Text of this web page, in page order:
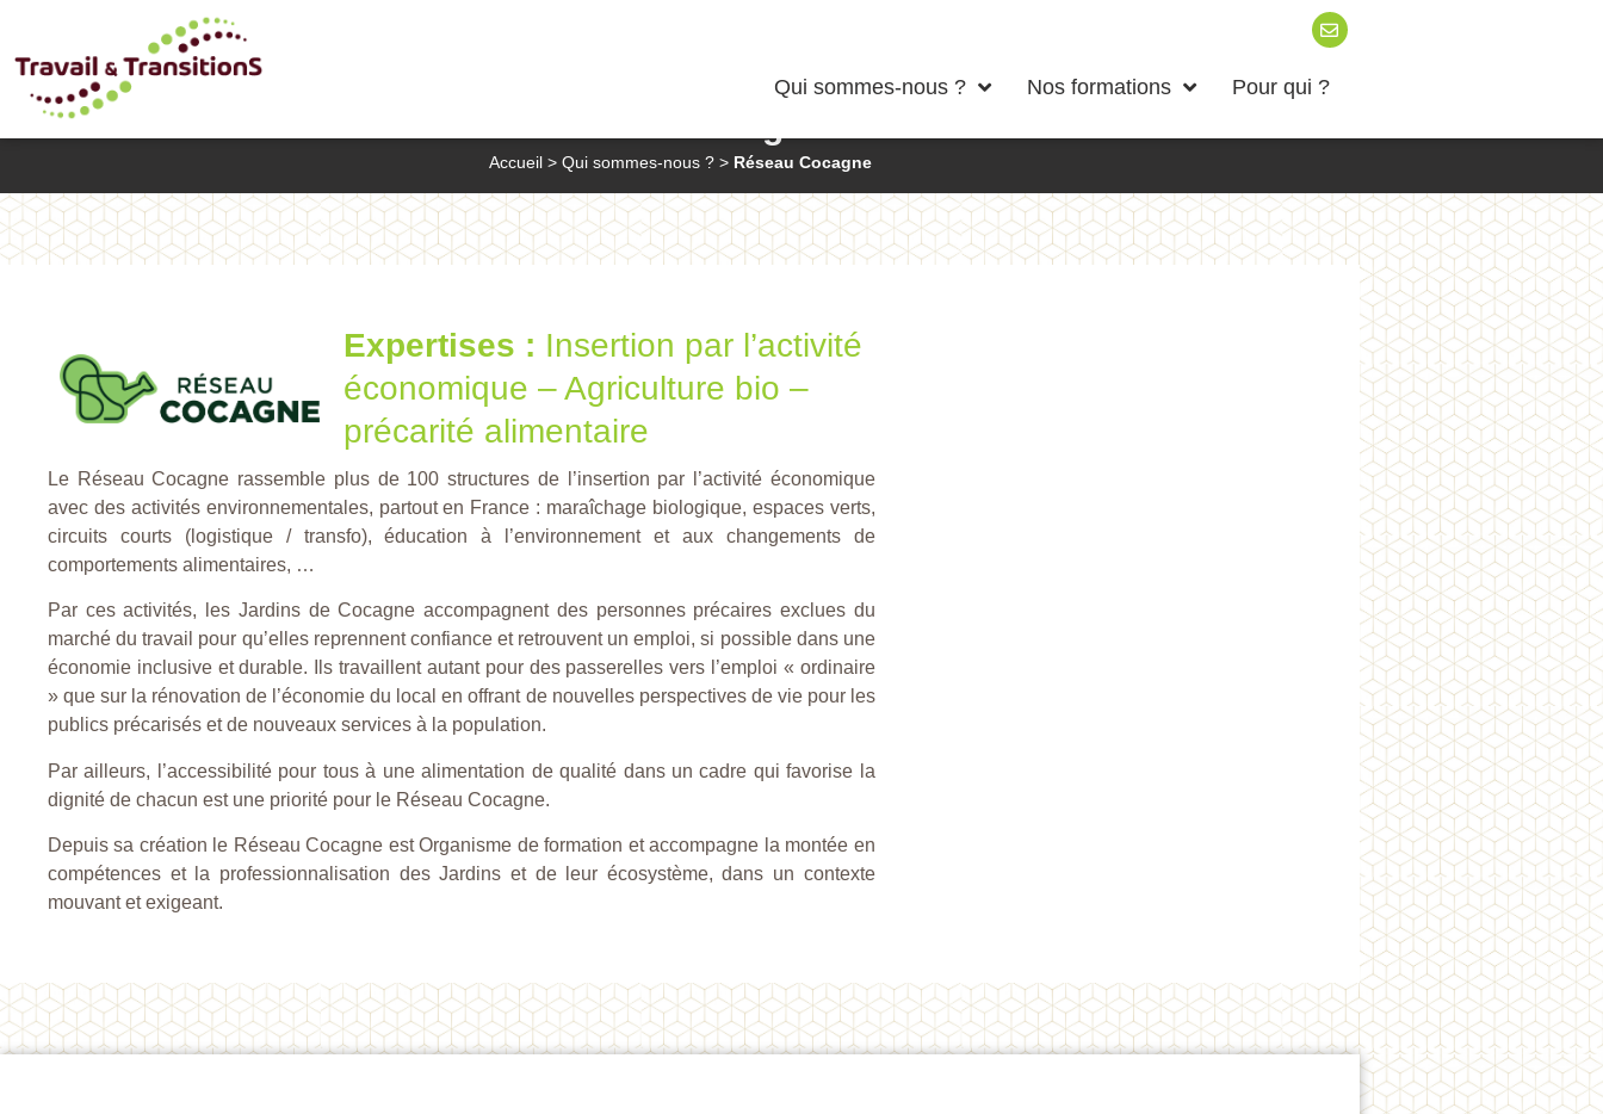
Qui sommes-nous ? Nos formations Pour qui ?
Accueil > Qui sommes-nous ?> Réseau Cocagne
Expertises : Insertion par l’activité
économique – Agriculture bio –
précarité alimentaire
Le Réseau Cocagne rassemble plus de 100 structures de l’insertion par l’activité économique
avec des activités environnementales, partout en France : maraîchage biologique, espaces verts,
circuits courts (logistique / transfo), éducation à l’environnement et aux changements de
comportements alimentaires, …
Par ces activités, les Jardins de Cocagne accompagnent des personnes précaires exclues du
marché du travail pour qu’elles reprennent confiance et retrouvent un emploi, si possible dans une
économie inclusive et durable. Ils travaillent autant pour des passerelles vers l’emploi « ordinaire
» que sur la rénovation de l’économie du local en offrant de nouvelles perspectives de vie pour les
publics précarisés et de nouveaux services à la population.
Par ailleurs, l’accessibilité pour tous à une alimentation de qualité dans un cadre qui favorise la
dignité de chacun est une priorité pour le Réseau Cocagne.
Depuis sa création le Réseau Cocagne est Organisme de formation et accompagne la montée en
compétences et la professionnalisation des Jardins et de leur écosystème, dans un contexte
mouvant et exigeant.